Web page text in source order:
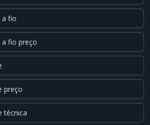
a fio
fio preço
preço
técnica